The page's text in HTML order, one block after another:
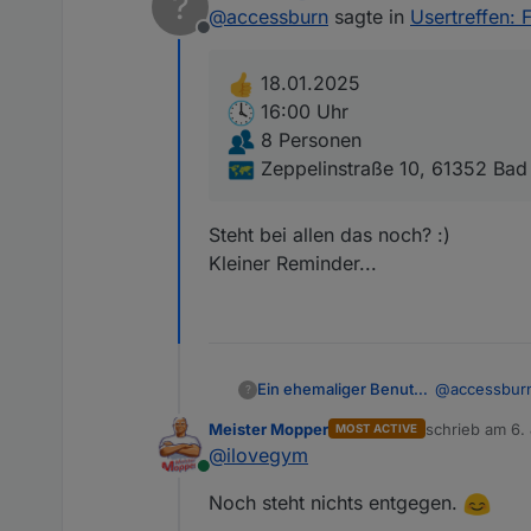
Zeppelinstraße 10,
Offline
@accessburn sagte in Usertreffen:
18.01.2025
16:00 Uhr
8 Personen
Zeppelinstraße 10, 61352
Steht bei allen das noch? :)
Kleiner Reminder...
? Ein ehemaliger Benutzer @
8
Steht bei
Kleiner
Online
Meister Mopper MOST ACTIVE schrieb am 6.
zuletzt
@ilovegym
Noch steht nichts entgegen.